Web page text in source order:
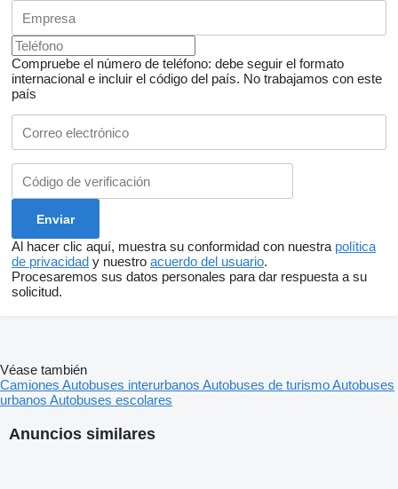
Compruebe el número de teléfono: debe seguir el formato
internacional e incluir el código del país. No trabajamos con este
país
Al hacer clic aquí, muestra su conformidad con nuestra política
de privacidad y nuestro acuerdo del usuario.
Procesaremos sus datos personales para dar respuesta a su
solicitud.
Anuncios similares
Véase también
Camiones Autobuses interurbanos Autobuses de turismoAutobuses
urbanos Autobuses escolares